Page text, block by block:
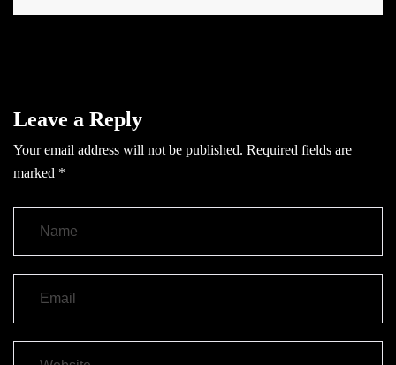
Leave a Reply
Your email address will not be published. Required fields are
marked *